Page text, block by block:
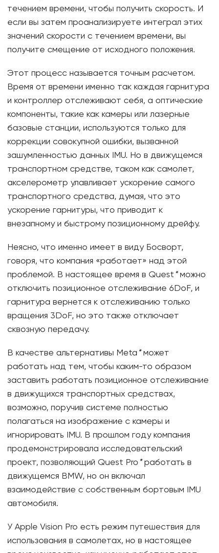
течением времени, чтобы получить скорость. И
если вы затем проанализируете интеграл этих
значений скорости с течением времени, вы
получите смещение от исходного положения.
Этот процесс называется точным расчетом.
Время от времени именно так каждая гарнитура
и контроллер отслеживают себя, а оптические
компоненты, такие как камеры или лазерные
базовые станции, используются только для
коррекции совокупной ошибки, вызванной
зашумленностью данных IMU. Но в движущемся
транспортном средстве, таком как самолет,
акселерометр улавливает ускорение самого
транспортного средства, думая, что это
ускорение гарнитуры, что приводит к
внезапному и быстрому позиционному дрейфу.
Неясно, что именно имеет в виду Босворт,
говоря, что компания «работает» над этой
проблемой. В настоящее время в Quest *можно
отключить позиционное отслеживание 6DoF, и
гарнитура вернется к отслеживанию только
вращения 3DoF, но это также отключает
сквозную передачу.
В качестве альтернативы Meta *может
работать над тем, чтобы каким-то образом
заставить работать позиционное отслеживание
в движущихся транспортных средствах,
возможно, поручив системе полностью
полагаться на изображение с камеры и
игнорировать IMU. В прошлом году компания
продемонстрировала исследовательский
проект, позволяющий Quest Pro *работать в
движущемся BMW, но он включал
взаимодействие с собственным бортовым IMU
автомобиля.
У Apple Vision Pro есть режим путешествия для
использования в самолетах, но в настоящее